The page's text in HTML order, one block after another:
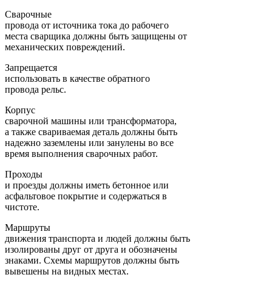
Сварочные
провода от источника тока до рабочего
места сварщика должны быть защищены от
механических повреждений.
Запрещается
использовать в качестве обратного
провода рельс.
Корпус
сварочной машины или трансформатора,
а также свариваемая деталь должны быть
надежно заземлены или занулены во все
время выполнения сварочных работ.
Проходы
и проезды должны иметь бетонное или
асфальтовое покрытие и содержаться в
чистоте.
Маршруты
движения транспорта и людей должны быть
изолированы друг от друга и обозначены
знаками. Схемы маршрутов должны быть
вывешены на видных местах.